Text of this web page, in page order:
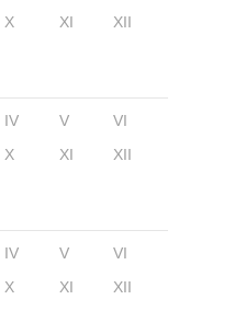
X XI XII
IV V
VI
X XI XII
IV V
VI
X XI XII